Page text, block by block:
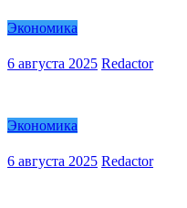
Экономика
6 августа 2025 Redactor
Экономика
6 августа 2025 Redactor